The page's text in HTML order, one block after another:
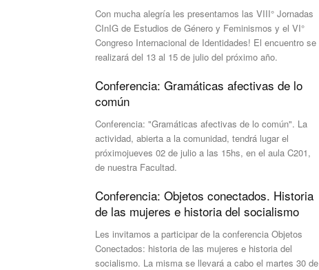
Con mucha alegría les presentamos las VIII° Jornadas
CInIG de Estudios de Género y Feminismos y el VI°
Congreso Internacional de Identidades! El encuentro se
realizará del 13 al 15 de julio del próximo año.
Conferencia: Gramáticas afectivas de lo
común
Conferencia: "Gramáticas afectivas de lo común". La
actividad, abierta a la comunidad, tendrá lugar el
próximojueves 02 de julio a las 15hs, en el aula C201,
de nuestra Facultad.
Conferencia: Objetos conectados. Historia
de las mujeres e historia del socialismo
Les invitamos a participar de la conferencia Objetos
Conectados: historia de las mujeres e historia del
socialismo. La misma se llevará a cabo el martes 30 de